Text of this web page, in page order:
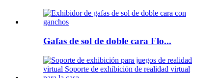
Gafas de sol de doble cara Flo...